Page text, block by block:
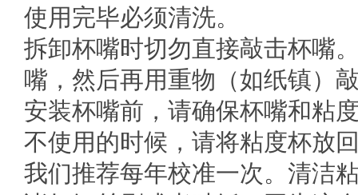
使用完毕必须清洗。
拆卸杯嘴时切勿直接敲击杯嘴
嘴，然后再用重物（如纸镇）
安装杯嘴前，请确保杯嘴和粘
不使用的时候，请将粘度杯放
我们推荐每年校准一次。清洁